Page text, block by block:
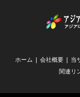
ホーム 会社概要 当
関連リ